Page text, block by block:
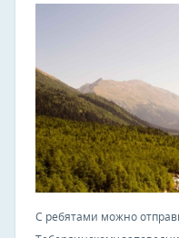
С ребятами можно